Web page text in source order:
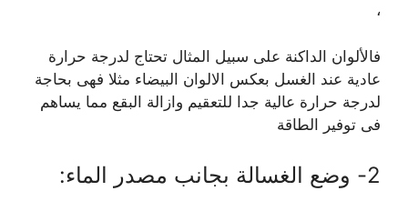
،
فالألوان الداكنة على سبيل المثال تحتاج لدرجة حرارة
عادية عند الغسل بعكس الالوان البيضاء مثلا فهى بحاجة
لدرجة حرارة عالية جدا للتعقيم وازالة البقع مما يساهم
فى توفير الطاقة
2- وضع الغسالة بجانب مصدر الماء: